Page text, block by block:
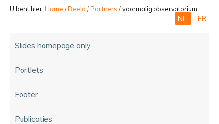
zoeken...
U bent hier: Home /Beeld /Partners /voormalig observatorium
NL FR
Slides homepage only
Portlets
Footer
Publicaties